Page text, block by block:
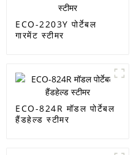
ECO-2203Y पोर्टेबल
गारमेंट स्टीमर
ECO-824R मॉडल पोर्टेबल
हैंडहेल्ड स्टीमर